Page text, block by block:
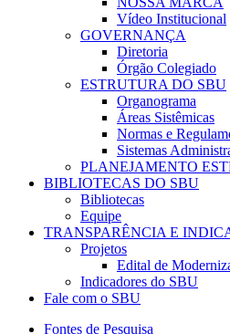
Vídeo Institucional
GOVERNANÇA
Diretoria
Órgão Colegiado
ESTRUTURA DO SBU
Organograma
Áreas Sistêmicas
Normas e
Sistemas
PLANEJAMENTO
BIBLIOTECAS DO SBU
Bibliotecas
Equipe
TRANSPARÊNCIA E
Projetos
Edital de
Indicadores do SBU
Fale com o SBU
Fontes de Pesquisa